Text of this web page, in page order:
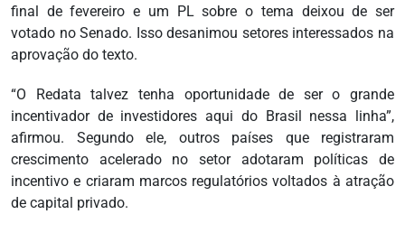
final de fevereiro e um PL sobre o tema deixou de ser
votado no Senado. Isso desanimou setores interessados na
aprovação do texto.
“O Redata talvez tenha oportunidade de ser o grande
incentivador de investidores aqui do Brasil nessa linha”,
afirmou. Segundo ele, outros países que registraram
crescimento acelerado no setor adotaram políticas de
incentivo e criaram marcos regulatórios voltados à atração
de capital privado.